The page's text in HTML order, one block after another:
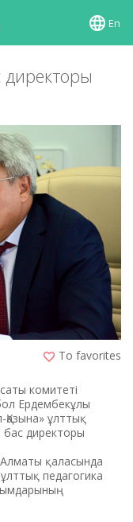
En
директоры
To favorites
комитеті
Ердембекұлы
ұлттық
бас директоры
қаласында
педагогика